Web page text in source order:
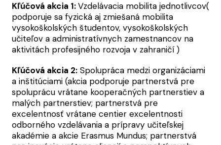
Kľúčová akcia 1:Vzdelávacia mobilita jednotlivcov(
podporuje sa fyzická aj zmiešaná mobilita
vysokoškolských študentov, vysokoškolských
učiteľov a administratívnych zamestnancov na
aktivitách profesijného rozvoja v zahraničí )
Kľúčová akcia 2: Spolupráca medzi organizáciami
a inštitúciami (akcia podporuje partnerstvá pre
spoluprácu vrátane kooperačných partnerstiev a
malých partnerstiev; partnerstvá pre
excelentnosť vrátane centier excelentnosti
odborného vzdelávania a prípravy učiteľskej
akadémie a akcie Erasmus Mundus; partnerstvá